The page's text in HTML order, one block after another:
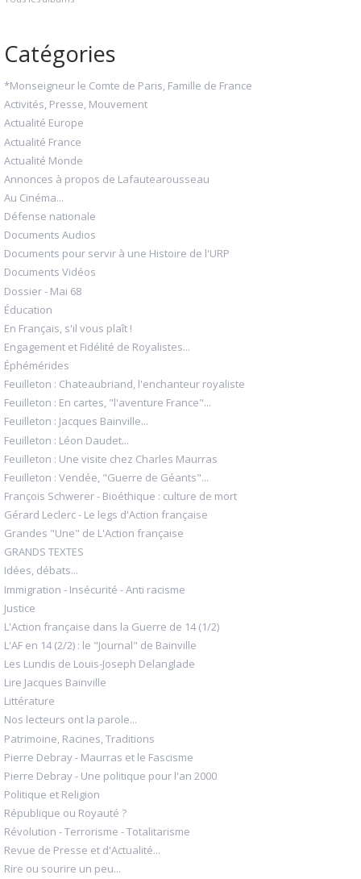
Catégories
*Monseigneur le Comte de Paris, Famille de France
Activités, Presse, Mouvement
Actualité Europe
Actualité France
Actualité Monde
Annonces à propos de Lafautearousseau
Au Cinéma...
Défense nationale
Documents Audios
Documents pour servir à une Histoire de l'URP
Documents Vidéos
Dossier - Mai 68
Éducation
En Français, s'il vous plaît !
Engagement et Fidélité de Royalistes...
Éphémérides
Feuilleton : Chateaubriand, l'enchanteur royaliste
Feuilleton : En cartes, "l'aventure France"...
Feuilleton : Jacques Bainville...
Feuilleton : Léon Daudet...
Feuilleton : Une visite chez Charles Maurras
Feuilleton : Vendée, "Guerre de Géants"...
François Schwerer - Bioéthique : culture de mort
Gérard Leclerc - Le legs d'Action française
Grandes "Une" de L'Action française
GRANDS TEXTES
Idées, débats...
Immigration - Insécurité - Anti racisme
Justice
L'Action française dans la Guerre de 14 (1/2)
L'AF en 14 (2/2) : le "Journal" de Bainville
Les Lundis de Louis-Joseph Delanglade
Lire Jacques Bainville
Littérature
Nos lecteurs ont la parole...
Patrimoine, Racines, Traditions
Pierre Debray - Maurras et le Fascisme
Pierre Debray - Une politique pour l'an 2000
Politique et Religion
République ou Royauté ?
Révolution - Terrorisme - Totalitarisme
Revue de Presse et d'Actualité...
Rire ou sourire un peu...